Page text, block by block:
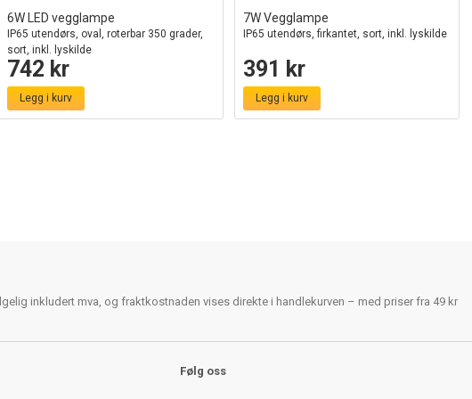
6W LED vegglampe
IP65 utendørs, oval, roterbar 350 grader,
sort, inkl. lyskilde
742 kr
Legg i kurv
7W Vegglampe
IP65 utendørs, firkantet, sort, inkl. lyskilde
391 kr
Legg i kurv
inkludert mva, og fraktkostnaden vises direkte i handlekurven – med priser fra 49 kr
Følg oss